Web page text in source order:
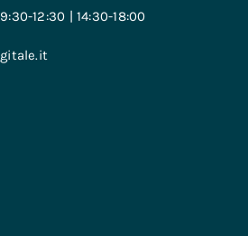
12:30 | 14:30-18:00